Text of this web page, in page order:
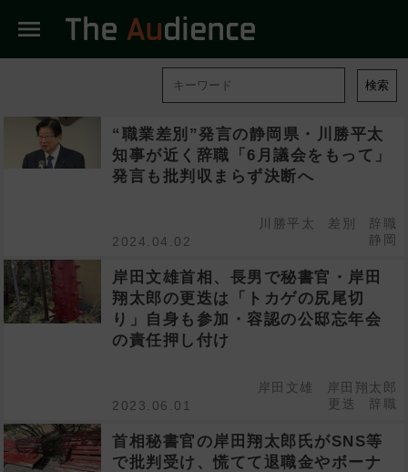
menu
検索
“職業差別”発言の静岡県・川勝平太
知事が近く辞職「6月議会をもって」
発言も批判収まらず決断へ
2024.04.02
川勝平太 差別
辞職
静岡
岸田文雄首相、長男で秘書官・岸田
翔太郎の更迭は「トカゲの尻尾切
り」自身も参加・容認の公邸忘年会
の責任押し付け
2023.06.01
岸田文雄
岸田翔太郎
更迭
辞職
首相秘書官の岸田翔太郎氏がSNS等
で批判受け、慌てて退職金やボーナ